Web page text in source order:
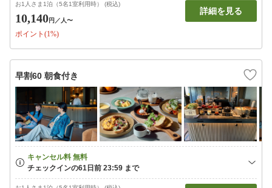
お1人さま1泊（5名1室利用時） (税込)
10,140円 ／人〜
ポイント(1%)
詳細を見る
早割60 朝食付き